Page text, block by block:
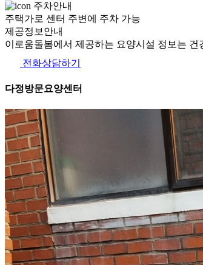
주차안내
주택가로 센터 주변에 주차 가능
제공정보안내
이로움돌봄에서 제공하는 요양시설 정보는
전화상담하기
다정방문요양센터